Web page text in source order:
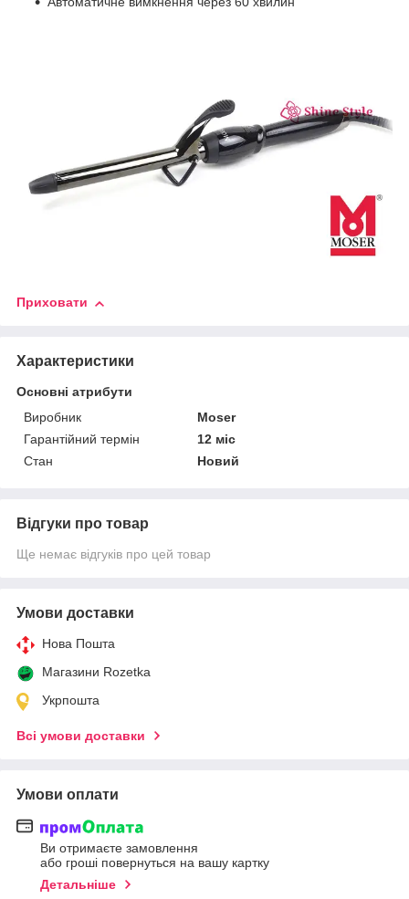
Приховати
Характеристики
Основні атрибути
Виробник
Moser
Гарантійний термін
12 міс
Стан
Новий
Відгуки про товар
Ще немає відгуків про цей товар
Умови доставки
Нова Пошта
Магазини Rozetka
Укрпошта
Всі умови доставки
Умови оплати
Ви отримаєте замовлення
або гроші повернуться на вашу картку
Детальніше